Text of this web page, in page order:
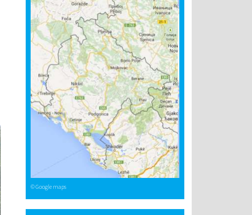
© Google maps